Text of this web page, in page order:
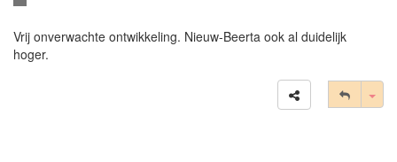
Vrij onverwachte ontwikkeling. Nieuw-Beerta ook al duidelijk
hoger.